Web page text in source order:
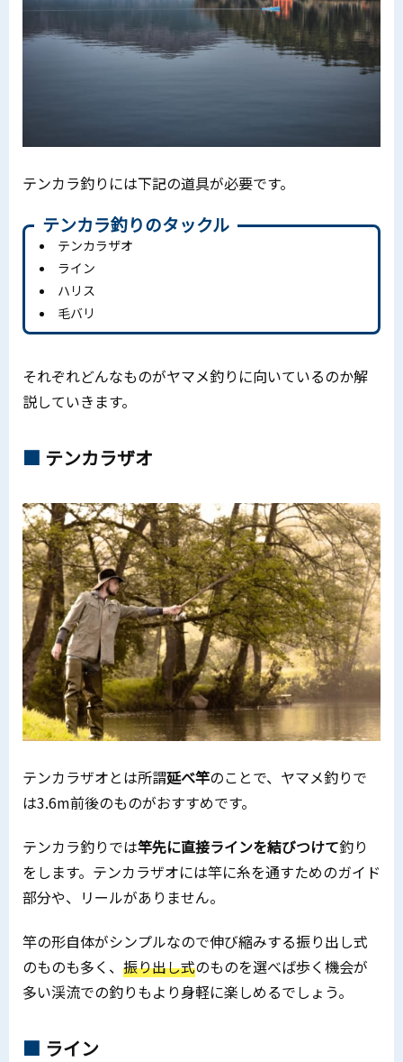
テンカラ釣りには下記の道具が必要です。
テンカラ釣りのタックル
テンカラザオ
ライン
ハリス
毛バリ
それぞれどんなものがヤマメ釣りに向いているのか解
説していきます。
テンカラザオ
テンカラザオとは所謂延べ竿のことで、ヤマメ釣りで
は3.6m前後のものがおすすめです。
テンカラ釣りでは竿先に直接ラインを結びつけて釣り
をします。テンカラザオには竿に糸を通すためのガイド
部分や、リールがありません。
竿の形自体がシンプルなので伸び縮みする振り出し式
のものも多く、 振り出し式のものを選べば歩く機会が
多い渓流での釣りもより身軽に楽しめるでしょう。
ライン